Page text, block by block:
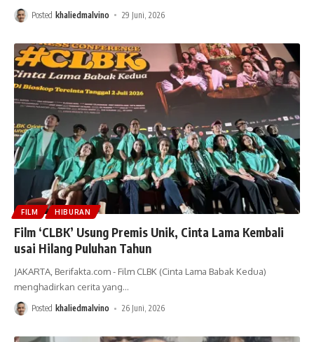
Posted khaliedmalvino 29 Juni, 2026
FILM HIBURAN
Film ‘CLBK’ Usung Premis Unik, Cinta Lama Kembali
usai Hilang Puluhan Tahun
JAKARTA, Berifakta.com - Film CLBK (Cinta Lama Babak Kedua)
menghadirkan cerita yang…
Posted khaliedmalvino 26 Juni, 2026